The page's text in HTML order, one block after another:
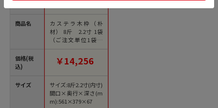
商品名
価格(税
込)
サイズ
カステラ木枠（朴
材） 8斤 2.2寸 1袋
（ご注文単位1袋）
【直送品】
￥14,256
サイズ:8斤2.2寸(内寸)
間口×奥行×深さ(m
m):561×379×67